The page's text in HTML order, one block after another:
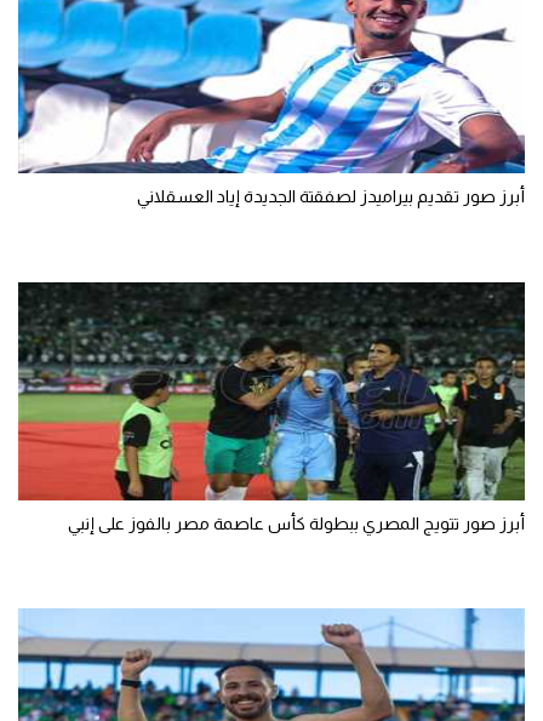
أبرز صور تقديم بيراميدز لصفقتة الجديدة إياد العسقلاني
أبرز صور تتويج المصري ببطولة كأس عاصمة مصر بالفوز على إنبي